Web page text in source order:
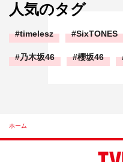
人気のタグ
timelesz SixTONES
乃木坂46 櫻坂46
ホーム